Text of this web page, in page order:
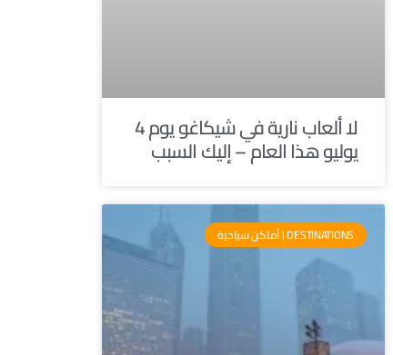
لا ألعاب نارية في شيكاغو يوم 4
يوليو هذا العام – إليك السبب
DESTINATIONS | أماكن سياحية